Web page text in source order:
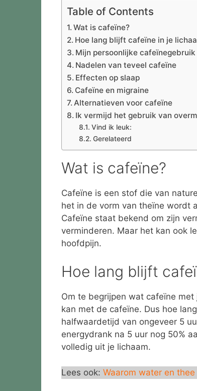
Table of Contents
Wat is cafeïne?
Hoe lang blijft cafeïne in je
Mijn persoonlijke cafeïnegebruik
Nadelen van teveel cafeïne
Effecten op slaap
Cafeïne en migraine
Alternatieven voor cafeïne
Ik vermijd het gebruik van
Vind ik leuk:
Gerelateerd
Wat is cafeïne?
Cafeïne is een stof die van
het in de vorm van theïne wordt
Cafeïne staat bekend om zijn
verminderen. Maar het kan ook
hoofdpijn.
Hoe lang blijft
Om te begrijpen wat cafeïne
kan met de cafeïne. Dus hoe
halfwaardetijd van ongeveer 5
energydrank na 5 uur nog 50%
volledig uit je lichaam.
Lees ook: Waarom water en